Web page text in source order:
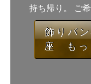
持ち帰
飾りパ
座 もっ